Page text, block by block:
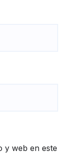
y web en este